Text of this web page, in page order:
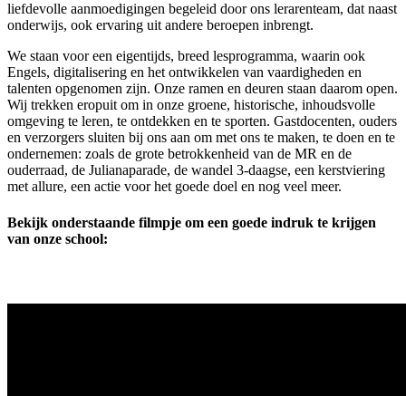
liefdevolle aanmoedigingen begeleid door ons lerarenteam, dat naast
onderwijs, ook ervaring uit andere beroepen inbrengt.
We staan voor een eigentijds, breed lesprogramma, waarin ook
Engels, digitalisering en het ontwikkelen van vaardigheden en
talenten opgenomen zijn. Onze ramen en deuren staan daarom open.
Wij trekken eropuit om in onze groene, historische, inhoudsvolle
omgeving te leren, te ontdekken en te sporten. Gastdocenten, ouders
en verzorgers sluiten bij ons aan om met ons te maken, te doen en te
ondernemen: zoals de grote betrokkenheid van de MR en de
ouderraad, de Julianaparade, de wandel 3-daagse, een kerstviering
met allure, een actie voor het goede doel en nog veel meer.
Bekijk onderstaande filmpje om een goede indruk te krijgen
van onze school: